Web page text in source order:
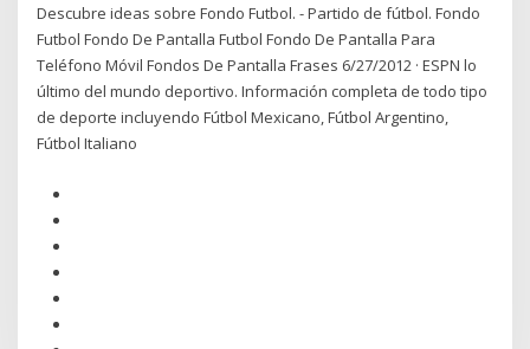
Descubre ideas sobre Fondo Futbol. - Partido de fútbol. Fondo
Futbol Fondo De Pantalla Futbol Fondo De Pantalla Para
Teléfono Móvil Fondos De Pantalla Frases 6/27/2012 · ESPN lo
último del mundo deportivo. Información completa de todo tipo
de deporte incluyendo Fútbol Mexicano, Fútbol Argentino,
Fútbol Italiano